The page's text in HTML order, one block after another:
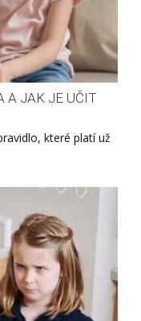
A JAK JE UČIT
které platí už